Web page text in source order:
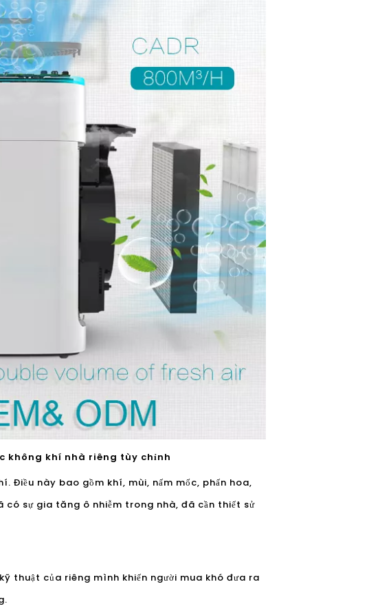
không khí nhà riêng tùy chỉnh
Điều này bao gồm khí, mùi, nấm mốc, phấn hoa,
có sự gia tăng ô nhiễm trong nhà, đã cần thiết sử
thuật của riêng mình khiến người mua khó đưa ra